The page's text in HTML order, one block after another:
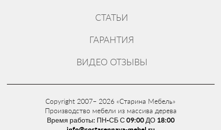
СТАТЬИ
ГАРАНТИЯ
ВИДЕО ОТЗЫВЫ
Copyright 2007– 2026 «Старина Мебель»
Производство мебели из массива дерева
Время работы: ПН-СБ С 09:00 ДО 18:00